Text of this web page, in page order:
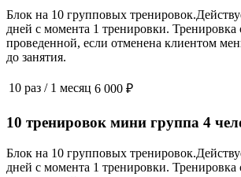
Блок на 10 групповых
дней с момента 1 тренировки. Тренировка
проведенной, если отменена клиентом
до занятия.
10 раз / 1 месяц 6 000 ₽
10 тренировок мини группа 4
Блок на 10 групповых
дней с момента 1 тренировки. Тренировка